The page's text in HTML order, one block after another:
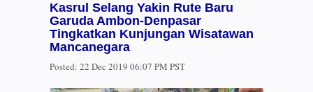
Kasrul Selang Yakin Rute Baru
Garuda Ambon-Denpasar
Tingkatkan Kunjungan Wisatawan
Mancanegara
Posted: 22 Dec 2019 06:07 PM PST